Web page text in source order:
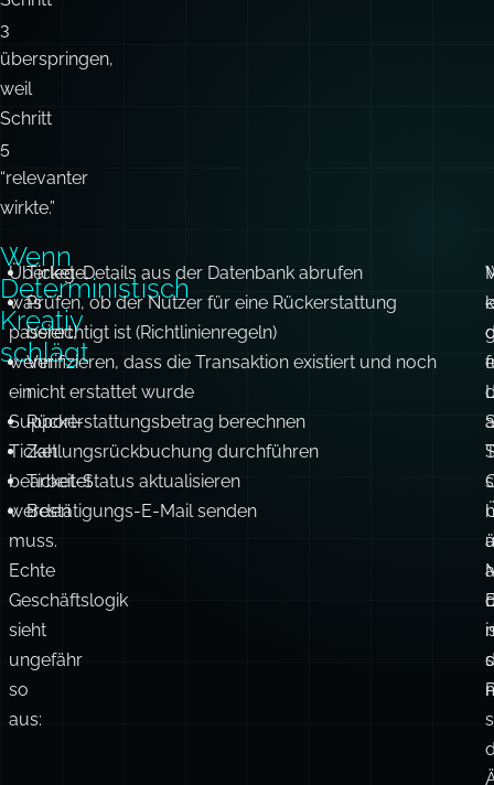
es
könnte
Schritt
überspringen,
weil
5
“relevanter
wirkte.”
Wenn
Deterministisch
Kreativ
schlägt
Überlege,
was
passiert,
wenn
ein
Ticket
bearbeitet
werden
muss.
Ticket-Details aus der Datenbank abrufen
Prüfen, ob der Nutzer für eine Rückerstattung
berechtigt ist (Richtlinienregeln)
Verifizieren, dass die Transaktion existiert und noch
nicht erstattet wurde
Zahlungsrückbuchung durchführen
Ticket-Status aktualisieren
Bestätigungs-E-Mail senden